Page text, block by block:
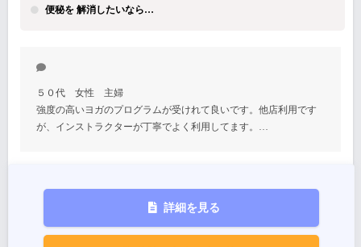
便秘を 解消したいなら…
５０代 女性 主婦
強度の高いヨガのプログラムが受けれて良いです。他店利用です
が、インストラクターが丁寧でよく利用してます。…
詳細を見る